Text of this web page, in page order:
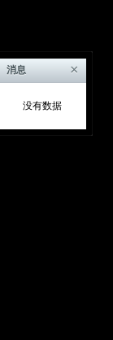
消息 ×
没有数据